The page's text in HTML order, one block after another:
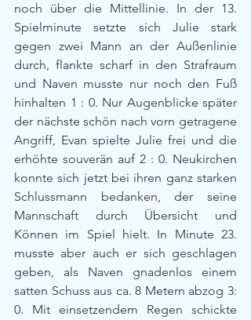
noch über die Mittellinie. In der 13.
Spielminute setzte sich Julie stark
gegen zwei Mann an der Außenlinie
durch, flankte scharf in den Strafraum
und Naven musste nur noch den Fuß
hinhalten 1 : 0. Nur Augenblicke später
der nächste schön nach vorn getragene
Angriff, Evan spielte Julie frei und die
erhöhte souverän auf 2 : 0. Neukirchen
konnte sich jetzt bei ihren ganz starken
Schlussmann bedanken, der seine
Mannschaft durch Übersicht und
Können im Spiel hielt. In Minute 23.
musste aber auch er sich geschlagen
geben, als Naven gnadenlos einem
satten Schuss aus ca. 8 Metern abzog 3:
0. Mit einsetzendem Regen schickte